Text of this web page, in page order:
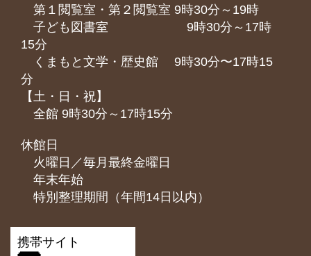
第１閲覧室・第２閲覧室 9時30分～19時
子ども図書室 9時30分～17時
15分
くまもと⽂学・歴史館 9時30分〜17時15
分
【土・日・祝】
全館 9時30分～17時15分
休館日
火曜日／毎月最終金曜日
年末年始
特別整理期間（年間14日以内）
携帯サイト